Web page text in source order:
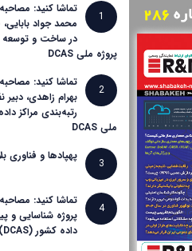
1
تماشا کنید:
محمد جواد
در ساخت و توسعه
پروژه ملی DCAS
2
تماشا کنید:
بهرام زاهدی، دبیر
رتبه‌بندی مراکز
ملی DCAS
3
پهپادها و فناوری
4
تماشا کنید:
پروژه شناسایی و
داده کشور (DCAS)